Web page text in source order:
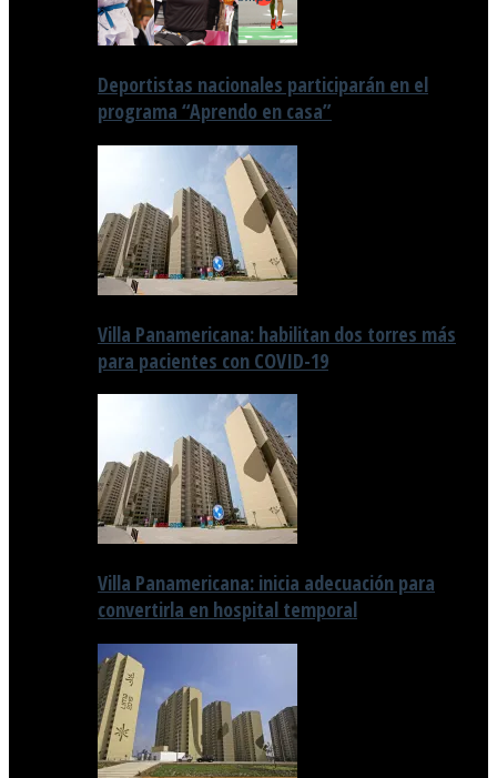
Deportistas nacionales participarán en el
programa “Aprendo en casa”
Villa Panamericana: habilitan dos torres más
para pacientes con COVID-19
Villa Panamericana: inicia adecuación para
convertirla en hospital temporal